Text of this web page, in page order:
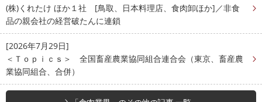
(株)くれたけ ほか１社 [鳥取、日本料理店、食肉卸ほか]／非食
品の親会社の経営破たんに連鎖
[2026年7月29日]
＜Ｔｏｐｉｃｓ＞ 全国畜産農業協同組合連合会（東京、畜産農
業協同組合、合併）